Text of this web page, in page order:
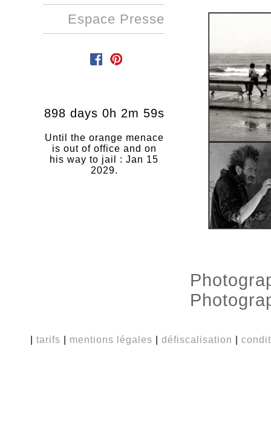
Espace Presse
898 days 0h 2m 59s
Until the orange menace
is out of office and on
his way to jail : Jan 15
2029.
tarifs mentions légales défiscalisation